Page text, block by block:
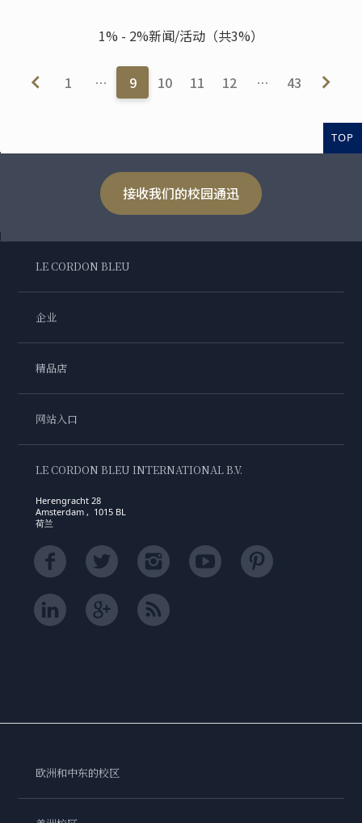
1% - 2%新闻/活动（共3%）
1 … 9 10 11 12 … 43
TOP
接收我们的校园通迅
LE CORDON BLEU
企业
精品店
网站入口
LE CORDON BLEU INTERNATIONAL B.V.
Herengracht 28
Amsterdam , 1015 BL
荷兰
欧洲和中东的校区